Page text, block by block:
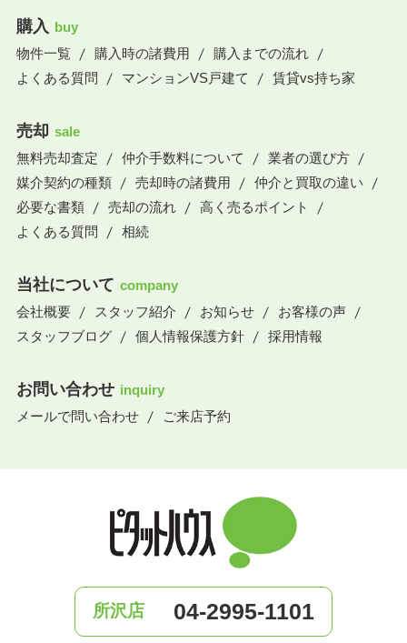
購入 buy
物件一覧
購入時の諸費用
購入までの流れ
よくある質問
マンションVS戸建て 賃貸vs持ち家
売却 sale
無料売却査定
仲介手数料について
業者の選び方
媒介契約の種類
売却時の諸費用
仲介と買取の違い
必要な書類
売却の流れ
高く売るポイント
よくある質問
相続
当社について company
会社概要
スタッフ紹介 お知らせ
お客様の声
スタッフブログ
個人情報保護方針 採用情報
お問い合わせ inquiry
メールで問い合わせ
ご来店予約
所沢店 04-2995-1101